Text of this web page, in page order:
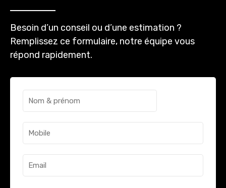
Besoin d’un conseil ou d’une estimation ?
Remplissez ce formulaire, notre équipe vous
répond rapidement.